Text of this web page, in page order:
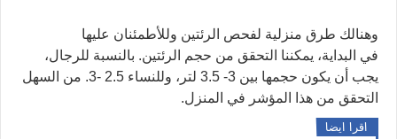
وهنالك طرق منزلية لفحص الرئتين وللأطمئنان عليها
في البداية، يمكننا التحقق من حجم الرئتين. بالنسبة للرجال،
يجب أن يكون حجمها بين 3- 3.5 لتر، وللنساء 2.5 -3. من السهل
التحقق من هذا المؤشر في المنزل.
اقرا ايضا